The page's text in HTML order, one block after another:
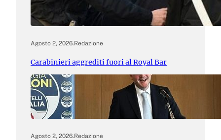
Agosto 2, 2026.Redazione
Carabinieri aggrediti fuori al Royal Bar
Agosto 2, 2026.Redazione